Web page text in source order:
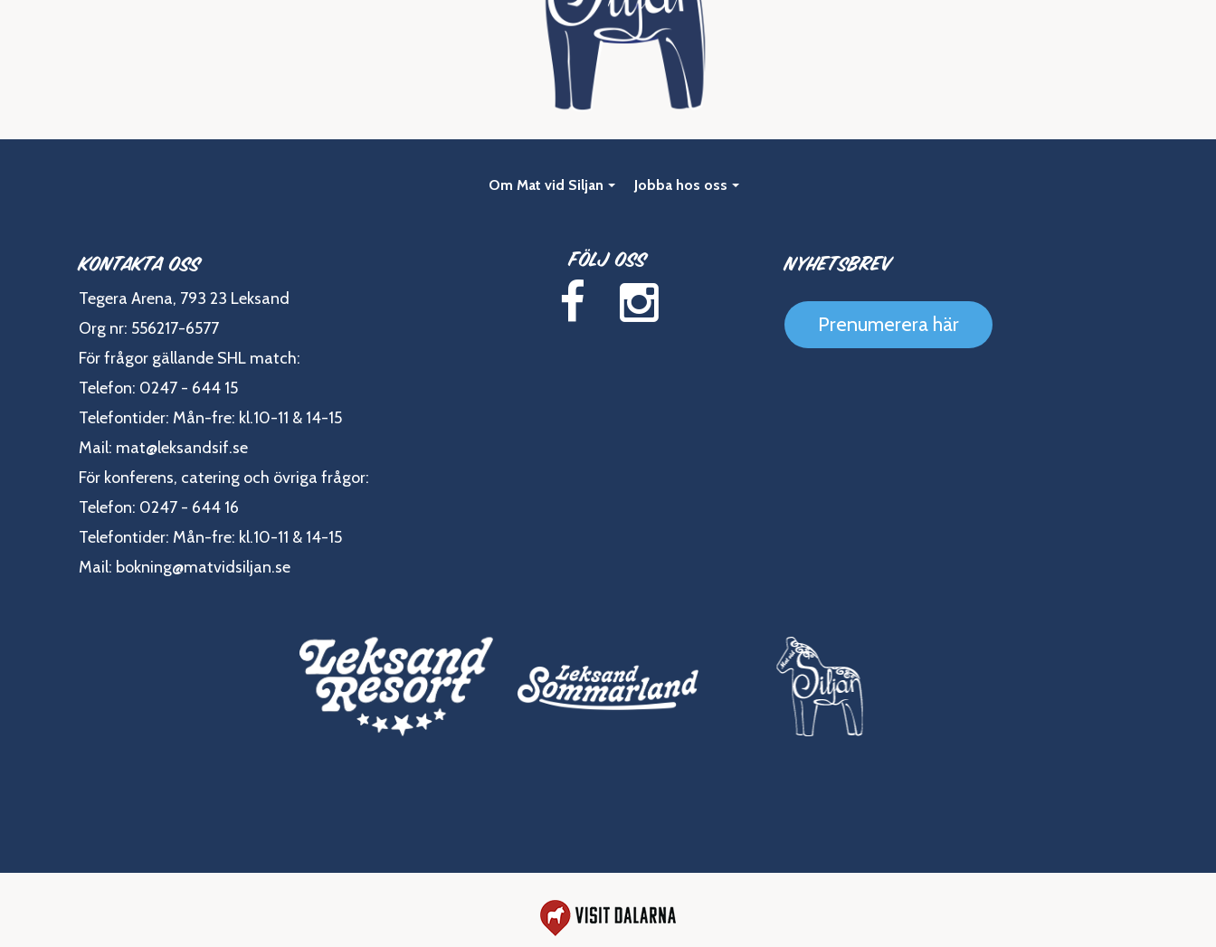
Om Mat vid Siljan Jobba hos oss
Kontakta oss
Tegera Arena, 793 23 Leksand
Org nr: 556217-6577
För frågor gällande SHL match:
Telefon: 0247 - 644 15
Telefontider: Mån-fre: kl.10-11 & 14-15
Mail: mat@leksandsif.se
För konferens, catering och övriga frågor:
Telefon: 0247 - 644 16
Telefontider: Mån-fre: kl.10-11 & 14-15
Mail: bokning@matvidsiljan.se
Följ oss Nyhetsbrev